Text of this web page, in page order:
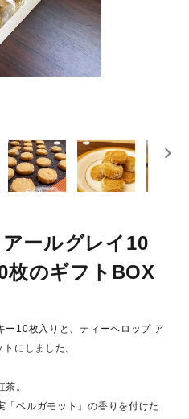
ールグレイ10
枚のギフトBOX
ー10枚入りと、ティーベロップ ア
にしました。
。
ベルガモット」の香りを付けた